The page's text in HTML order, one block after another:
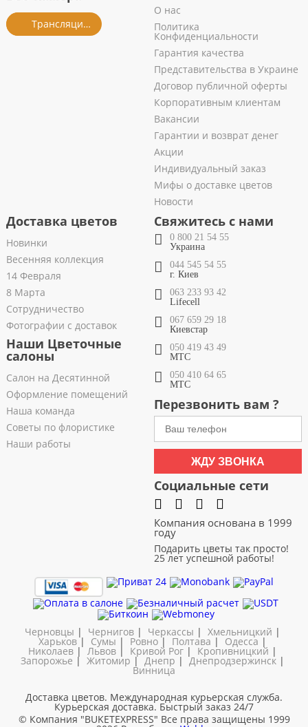
Трансляция из салона
О нас
Политика
Конфиденциальности
Гарантия качества
Представительства в Украине
Договор публичной оферты
Корпоративным клиентам
Вакансии
Гарантии и возврат денег
Акции
Индивидуальный заказ
Мифы о доставке цветов
Новости
Доставка цветов
Новинки
Весенняя коллекция
14 Февраля
8 Марта
Сотрудничество
Фотографии с доставок
Наши Цветочные
салоны
Салон на Десятинной
Оформление помещений
Наша команда
Советы по флористике
Наши работы
Свяжитесь с нами
0 800 21 54 55
Украина
044 545 54 55
г. Киев
063 233 93 42
Lifecell
067 659 29 18
Киевстар
050 419 43 49
МТС
050 410 64 65
МТС
Перезвонить вам ?
ЖДУ ЗВОНКА
Социальные сети
Компания основана в 1999
году
Подарить цветы так просто!
25 лет успешной работы!
Черновцы | Чернигов | Черкассы | Хмельницкий |
Харьков| Сумы | Ровно | Полтава | Одесса |
Николаев | Львов Кривой Рог | Кропивницкий |
Запорожье | Житомир | Днепр |Днепродзержинск |
Винница
Доставка цветов. Международная курьерская служба.
Курьерская доставка. Быстрый заказ 24/7
© Компания "BUKETEXPRESS" Все права защищены 1999